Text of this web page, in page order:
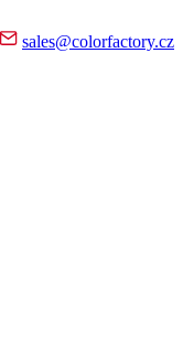
sales@colorfactory.cz